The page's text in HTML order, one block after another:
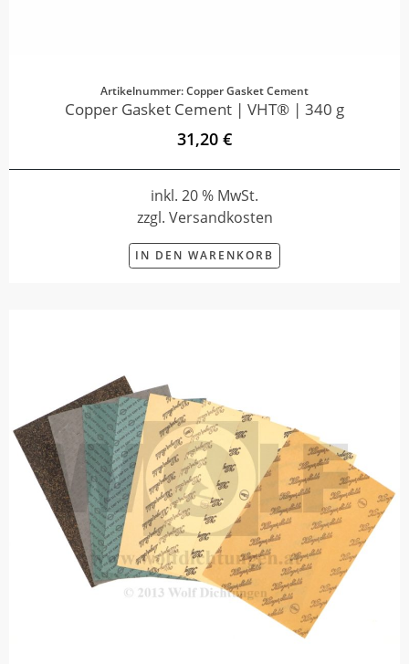
Artikelnummer: Copper Gasket Cement
Copper Gasket Cement | VHT® | 340 g
31,20 €
inkl. 20 % MwSt.
zzgl. Versandkosten
IN DEN WARENKORB